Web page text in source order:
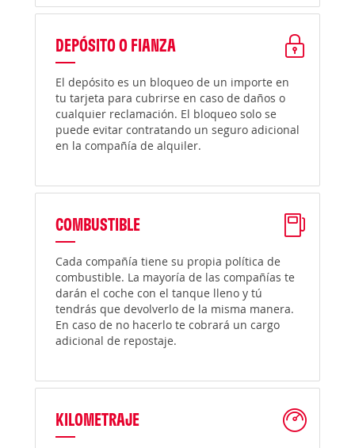
DEPÓSITO O FIANZA
El depósito es un bloqueo de un importe en
tu tarjeta para cubrirse en caso de daños o
cualquier reclamación. El bloqueo solo se
puede evitar contratando un seguro adicional
en la compañía de alquiler.
COMBUSTIBLE
Cada compañía tiene su propia política de
combustible. La mayoría de las compañías te
darán el coche con el tanque lleno y tú
tendrás que devolverlo de la misma manera.
En caso de no hacerlo te cobrará un cargo
adicional de repostaje.
KILOMETRAJE